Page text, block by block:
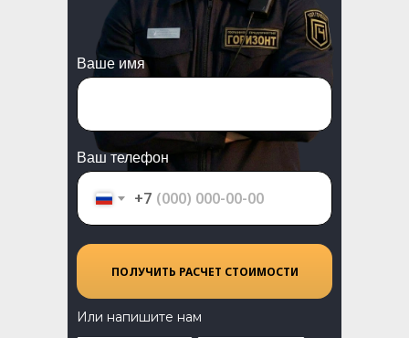
Ваше имя
Ваш телефон
+7
ПОЛУЧИТЬ РАСЧЕТ СТОИМОСТИ
Или напишите нам